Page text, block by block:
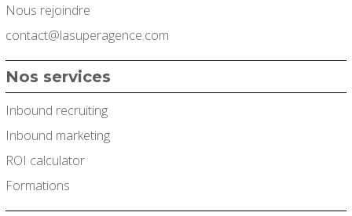
Nous rejoindre
contact@lasuperagence.com
Nos services
Inbound recruiting
Inbound marketing
ROI calculator
Formations